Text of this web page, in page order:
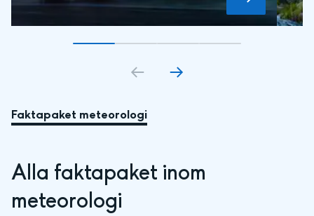
Gå till bildkort1
Gå till bildkort2
Gå till bildkort3
Gå till bildkort
Faktapaket meteorologi
Alla faktapaket inom
meteorologi